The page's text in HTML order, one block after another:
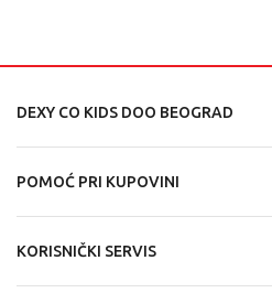
DEXY CO KIDS DOO BEOGRAD
POMOĆ PRI KUPOVINI
KORISNIČKI SERVIS